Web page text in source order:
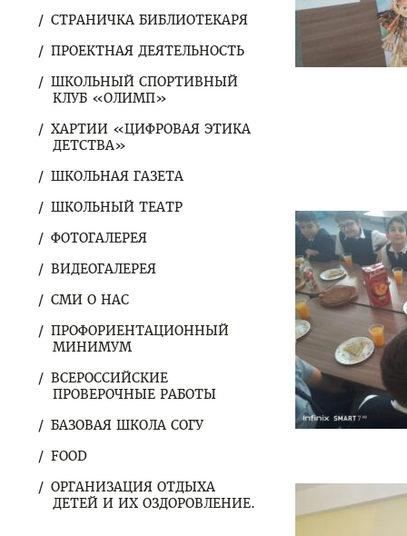
СТРАНИЧКА БИБЛИОТЕКАРЯ
ПРОЕКТНАЯ ДЕЯТЕЛЬНОСТЬ
ШКОЛЬНЫЙ СПОРТИВНЫЙ
КЛУБ «ОЛИМП»
ХАРТИИ «ЦИФРОВАЯ ЭТИКА
ДЕТСТВА»
ШКОЛЬНАЯ ГАЗЕТА
ШКОЛЬНЫЙ ТЕАТР
ФОТОГАЛЕРЕЯ
ВИДЕОГАЛЕРЕЯ
СМИ О НАС
ПРОФОРИЕНТАЦИОННЫЙ
МИНИМУМ
ВСЕРОССИЙСКИЕ
ПРОВЕРОЧНЫЕ РАБОТЫ
БАЗОВАЯ ШКОЛА СОГУ
FOOD
ОРГАНИЗАЦИЯ ОТДЫХА
ДЕТЕЙ И ИХ ОЗДОРОВЛЕНИЕ.